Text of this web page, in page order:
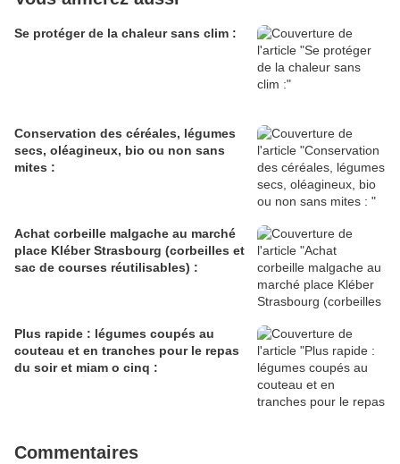
Se protéger de la chaleur sans clim :
Conservation des céréales, légumes
secs, oléagineux, bio ou non sans
mites :
Achat corbeille malgache au marché
place Kléber Strasbourg (corbeilles et
sac de courses réutilisables) :
Plus rapide : légumes coupés au
couteau et en tranches pour le repas
du soir et miam o cinq :
Commentaires